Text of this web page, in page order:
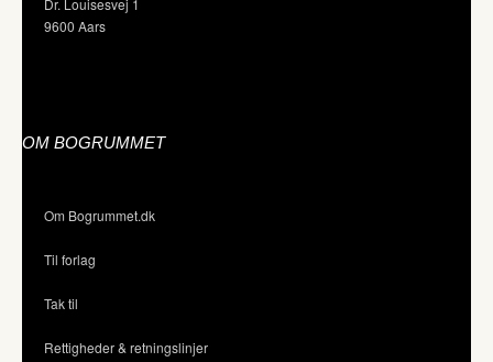
Dr. Louisesvej 1
9600 Aars
OM BOGRUMMET
Om Bogrummet.dk
Til forlag
Tak til
Rettigheder & retningslinjer